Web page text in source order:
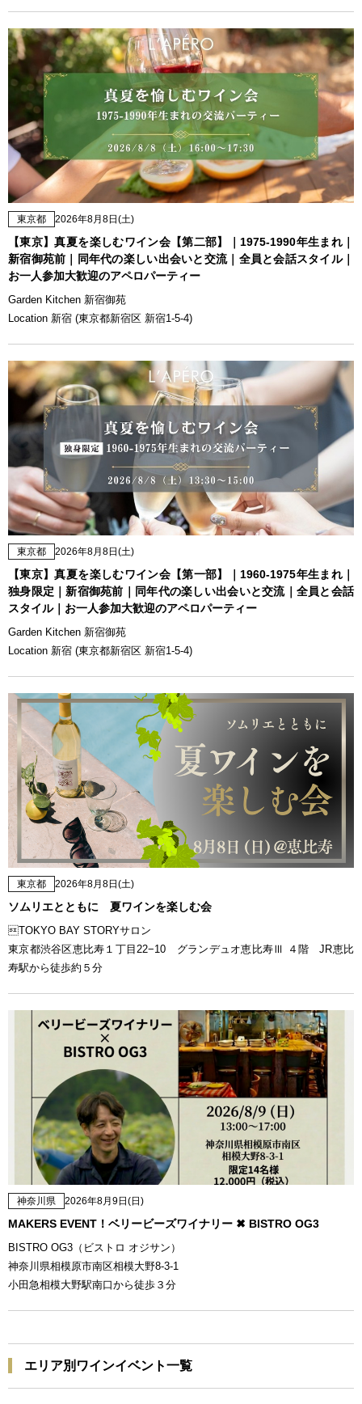
東京都 2026年8月8日(土)
【東京】真夏を楽しむワイン会【第二部】｜1975-1990年生まれ｜
新宿御苑前｜同年代の楽しい出会いと交流｜全員と会話スタイル｜
お一人参加大歓迎のアペロパーティー
Garden Kitchen 新宿御苑
Location 新宿 (東京都新宿区 新宿1-5-4)
東京都 2026年8月8日(土)
【東京】真夏を楽しむワイン会【第一部】｜1960-1975年生まれ｜
独身限定｜新宿御苑前｜同年代の楽しい出会いと交流｜全員と会話
スタイル｜お一人参加大歓迎のアペロパーティー
Garden Kitchen 新宿御苑
Location 新宿 (東京都新宿区 新宿1-5-4)
東京都 2026年8月8日(土)
ソムリエとともに 夏ワインを楽しむ会
TOKYO BAY STORYサロン
東京都渋谷区恵比寿１丁目22−10 グランデュオ恵比寿Ⅲ ４階 JR恵比
寿駅から徒歩約５分
神奈川県 2026年8月9日(日)
MAKERS EVENT！ベリービーズワイナリー ✖ BISTRO OG3
BISTRO OG3（ビストロ オジサン）
神奈川県相模原市南区相模大野8-3-1
小田急相模大野駅南口から徒歩３分
エリア別ワインイベント一覧